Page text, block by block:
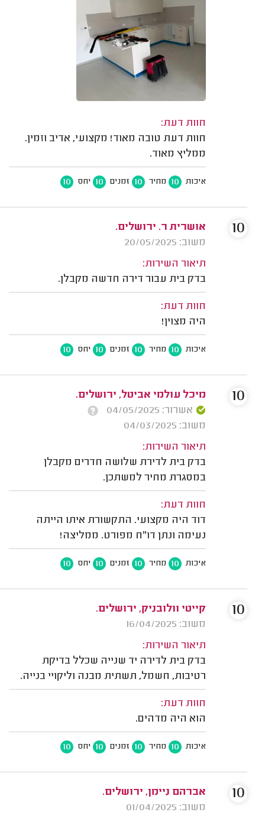
חוות דעת:
חוות דעת טובה מאוד! מקצועי, אדיב וזמין.
ממליץ מאוד.
איכות 10 מחיר 10 זמנים 10 יחס 10
אושרית ר. ירושלים.
משוב: 20/05/2025
תיאור השירות:
בדק בית עבור דירה חדשה מקבלן.
חוות דעת:
היה מצוין!
איכות 10 מחיר 10 זמנים 10 יחס 10
10
מיכל עולמי אביטל, ירושלים.
אשרור: 04/05/2025
משוב: 04/03/2025
תיאור השירות:
בדק בית לדירת שלושה חדרים מקבלן
במסגרת מחיר למשתכן.
חוות דעת:
דוד היה מקצועי. התקשורת איתו הייתה
נעימה ונתן דו"ח מפורט. ממליצה!
איכות 10 מחיר 10 זמנים 10 יחס 10
10
קייטי וולובניק, ירושלים.
משוב: 16/04/2025
תיאור השירות:
בדק בית לדירה יד שנייה שכלל בדיקת
רטיבות, חשמל, תשתית מבנה וליקויי בנייה.
חוות דעת:
הוא היה מדהים.
איכות 10 מחיר 10 זמנים 10 יחס 10
10
אברהם ניימן, ירושלים.
משוב: 01/04/2025
10